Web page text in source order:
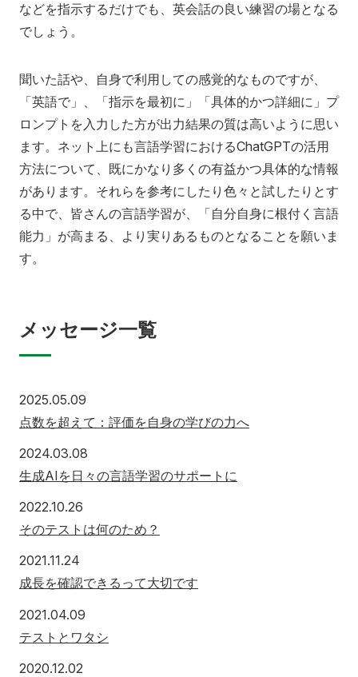
などを指示するだけでも、英会話の良い練習の場となる
でしょう。
聞いた話や、自身で利用しての感覚的なものですが、
「英語で」、「指示を最初に」「具体的かつ詳細に」プ
ロンプトを入力した方が出力結果の質は高いように思い
ます。ネット上にも言語学習におけるChatGPTの活用
方法について、既にかなり多くの有益かつ具体的な情報
があります。それらを参考にしたり色々と試したりとす
る中で、皆さんの言語学習が、「自分自身に根付く言語
能力」が高まる、より実りあるものとなることを願いま
す。
メッセージ一覧
2025.05.09
点数を超えて：評価を自身の学びの力へ
2024.03.08
生成AIを日々の言語学習のサポートに
2022.10.26
そのテストは何のため？
2021.11.24
成長を確認できるって大切です
2021.04.09
テストとワタシ
2020.12.02